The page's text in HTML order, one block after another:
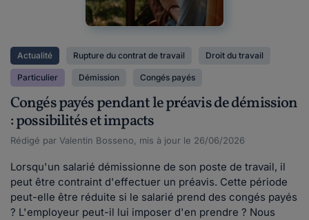
Actualité Rupture du contrat de travail Droit du travail
Particulier Démission Congés payés
Congés payés pendant le préavis de démission
: possibilités et impacts
Rédigé par Valentin Bosseno, mis à jour le 26/06/2026
Lorsqu'un salarié démissionne de son poste de travail, il
peut être contraint d'effectuer un préavis. Cette période
peut-elle être réduite si le salarié prend des congés payés
? L'employeur peut-il lui imposer d'en prendre ? Nous